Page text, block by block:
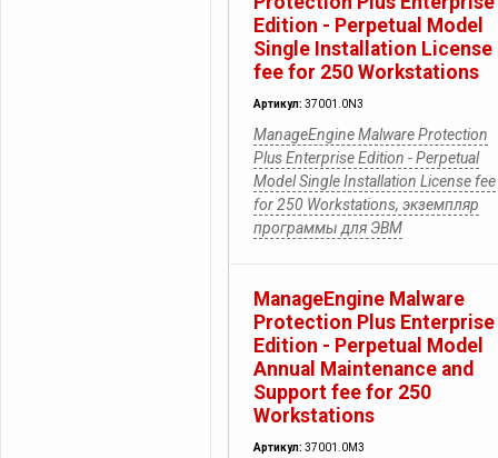
Edition - Perpetual Model
Single Installation License
fee for 250 Workstations
Артикул: 37001.0N3
ManageEngine Malware Protection
Plus Enterprise Edition - Perpetual
Model Single Installation License fee
for 250 Workstations, экземпляр
программы для ЭВМ
ManageEngine Malware
Protection Plus Enterprise
Edition - Perpetual Model
Annual Maintenance and
Support fee for 250
Workstations
Артикул: 37001.0M3